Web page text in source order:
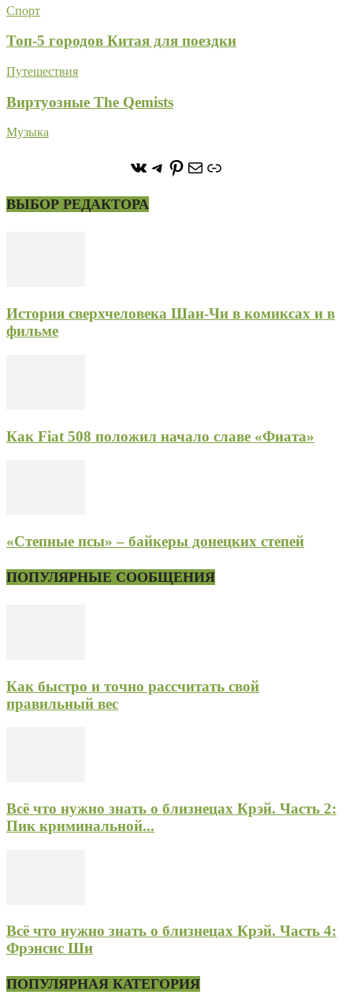
Спорт
Топ-5 городов Китая для поездки
Путешествия
Виртуозные The Qemists
Музыка
https://vk.com/
https://t.me/stoneforest
https://
ПочтаСсылка
ВЫБОР РЕДАКТОРА
История сверхчеловека Шан-Чи в комиксах и в
фильме
Как Fiat 508 положил начало славе «Фиата»
«Степные псы» – байкеры донецких степей
ПОПУЛЯРНЫЕ СООБЩЕНИЯ
Как быстро и точно рассчитать свой
правильный вес
Всё что нужно знать о близнецах Крэй. Часть 2:
Пик криминальной...
Всё что нужно знать о близнецах Крэй. Часть 4:
Фрэнсис Ши
ПОПУЛЯРНАЯ КАТЕГОРИЯ